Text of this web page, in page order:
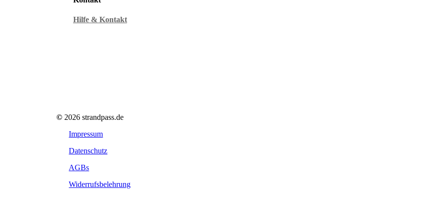
Hilfe & Kontakt
© 2026 strandpass.de
Impressum
Datenschutz
AGBs
Widerrufsbelehrung